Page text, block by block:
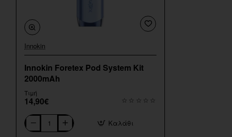
Innokin
Innokin Foretex Pod System Kit
2000mAh
Τιμή
14,90€
Innokin
Foretex
Καλάθι